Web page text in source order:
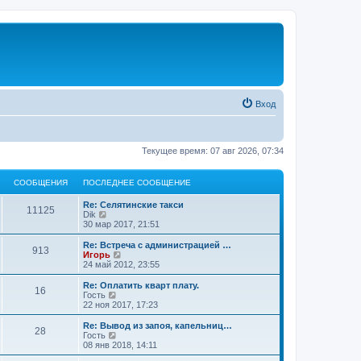
Вход
Текущее время: 07 авг 2026, 07:34
СООБЩЕНИЯ ПОСЛЕДНЕЕ СООБЩЕНИЕ
11125
Re: Селятинские такси
Dik
е
р
е
т
п
о
с
е
д
н
е
30 мар 2017, 21:51
913
Re: Встреча с администрацией …
Игорь
е
р
е
т
п
о
с
24 май 2012, 23:55
16
Re: Оплатить кварт плату.
Гость
е
р
е
т
22 ноя 2017, 17:23
28
Re: Вывод из запоя, капельниц…
Гость
е
р
08 янв 2018, 14:11